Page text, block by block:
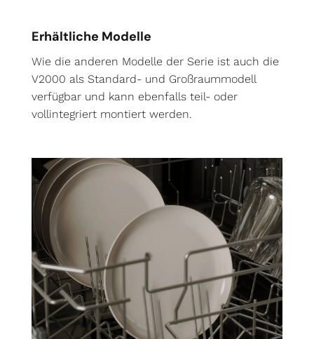
Erhältliche Modelle
Wie die anderen Modelle der Serie ist auch die
V2000 als Standard- und Großraummodell
verfügbar und kann ebenfalls teil- oder
vollintegriert montiert werden.